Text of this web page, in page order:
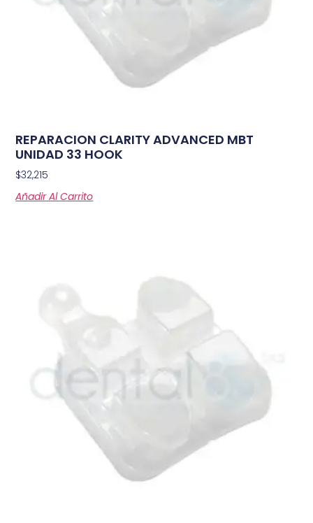
REPARACION CLARITY ADVANCED MBT
UNIDAD 33 HOOK
$32,215
Añadir Al Carrito